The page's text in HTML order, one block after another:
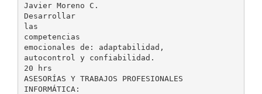
Javier Moreno C.
Desarrollar
las
competencias
emocionales de: adaptabilidad,
autocontrol y confiabilidad.
20 hrs
ASESORÍAS Y TRABAJOS PROFESIONALES
INFORMÁTICA: